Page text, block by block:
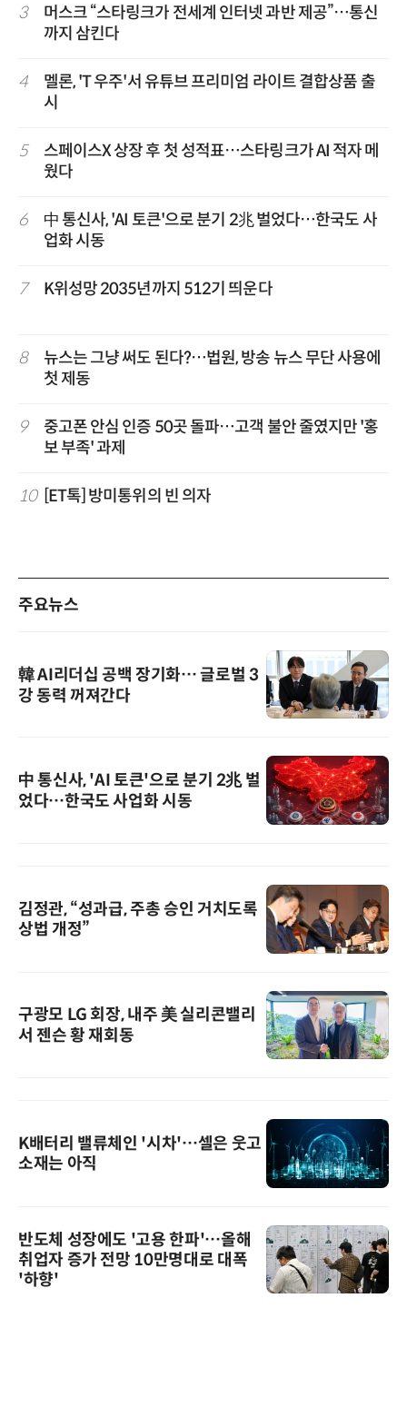
3
머스크 “스타링크가 전세계 인터넷 과반 제공”…통신
까지 삼킨다
4
멜론, 'T 우주'서 유튜브 프리미엄 라이트 결합상품 출
시
5
스페이스X 상장 후 첫 성적표…스타링크가 AI 적자 메
웠다
6
中 통신사, 'AI 토큰'으로 분기 2兆 벌었다…한국도 사
업화 시동
7 K위성망 2035년까지 512기 띄운다
8
뉴스는 그냥 써도 된다?…법원, 방송 뉴스 무단 사용에
첫 제동
9
중고폰 안심 인증 50곳 돌파…고객 불안 줄였지만 '홍
보 부족' 과제
10 [ET톡] 방미통위의 빈 의자
주요뉴스
韓 AI리더십 공백 장기화… 글로벌 3
강 동력 꺼져간다
中 통신사, 'AI 토큰'으로 분기 2兆 벌
었다…한국도 사업화 시동
김정관, “성과급, 주총 승인 거치도록
상법 개정”
구광모 LG 회장, 내주 美 실리콘밸리
서 젠슨 황 재회동
K배터리 밸류체인 '시차'…셀은 웃고
소재는 아직
반도체 성장에도 '고용 한파'…올해
취업자 증가 전망 10만명대로 대폭
'하향'